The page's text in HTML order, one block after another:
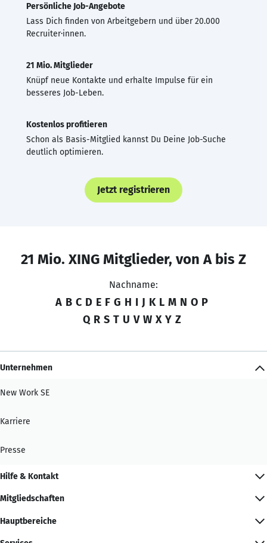
Persönliche Job-Angebote
Lass Dich finden von Arbeitgebern und über 20.000
Recruiter·innen.
21 Mio. Mitglieder
Knüpf neue Kontakte und erhalte Impulse für ein
besseres Job-Leben.
Kostenlos profitieren
Schon als Basis-Mitglied kannst Du Deine Job-Suche
deutlich optimieren.
Jetzt registrieren
21 Mio. XING Mitglieder, von A bis Z
Nachname:
A B C D E F G H I J K L M N O P
Q R S T U V W X Y Z
Unternehmen
New Work SE
Karriere
Presse
Hilfe & Kontakt
Mitgliedschaften
Hauptbereiche